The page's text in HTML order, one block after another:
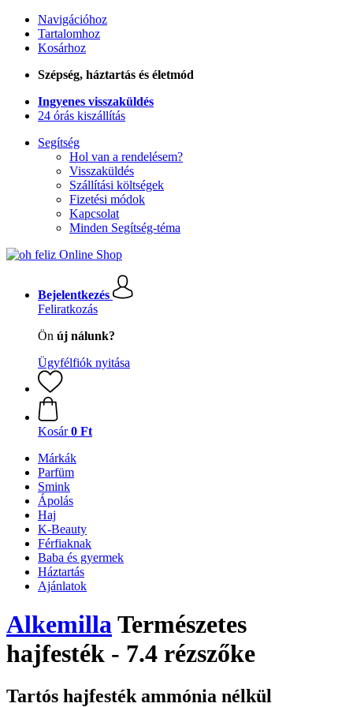
Navigációhoz
Tartalomhoz
Kosárhoz
Szépség, háztartás és életmód
Ingyenes visszaküldés
24 órás kiszállítás
Segítség
Hol van a rendelésem?
Visszaküldés
Szállítási költségek
Fizetési módok
Kapcsolat
Minden Segítség-téma
Bejelentkezés
Feliratkozás
Ön új nálunk?
Ügyfélfiók nyitása
Kosár 0 Ft
Márkák
Parfüm
Smink
Ápolás
Haj
K-Beauty
Férfiaknak
Baba és gyermek
Háztartás
Ajánlatok
AlkemillaTermészetes
hajfesték - 7.4 rézszőke
Tartós hajfesték ammónia nélkül